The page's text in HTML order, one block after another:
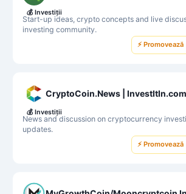
Start-up ideas, crypto concepts and live
investing community.
💰 Investiții
⚡ Promovează
CryptoCoin.News | InvestItIn.com
News and discussion on cryptocurrency
updates.
💰 Investiții
⚡ Promovează